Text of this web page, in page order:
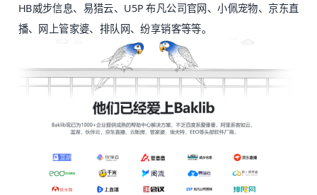
HB威步信息、易猎云、U5P 布凡公司官网、小佩宠物、京东直
播、网上管家婆、排队网、纷享销客等等。